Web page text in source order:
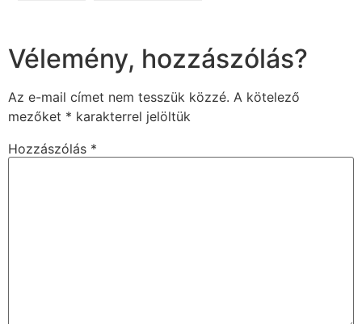
Vélemény, hozzászólás?
Az e-mail címet nem tesszük közzé. A kötelező
mezőket * karakterrel jelöltük
Hozzászólás *